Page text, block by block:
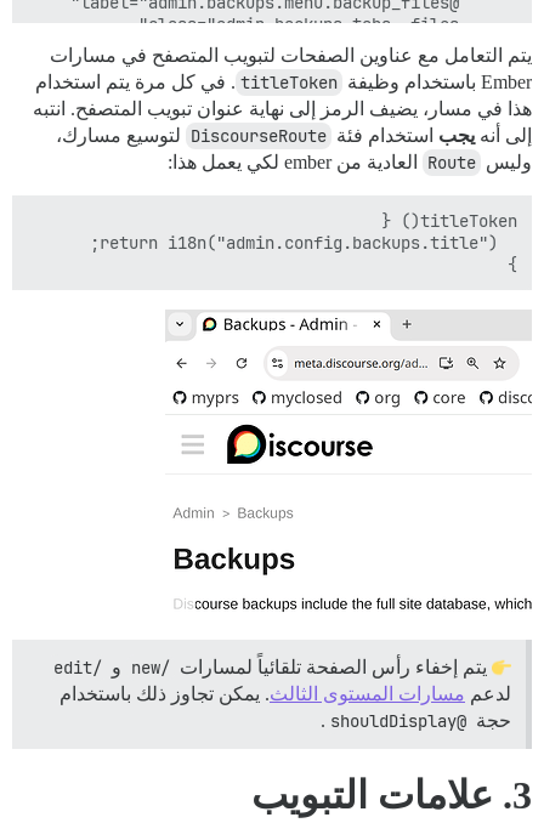
</DPageHeader>
يتم التعامل مع عناوين الصفحات لتبويب المتصفح في مسارات
Ember باستخدام وظيفة
titleToken . في كل مرة يتم استخدام
هذا في مسار، يضيف الرمز إلى نهاية عنوان تبويب المتصفح. انتبه
إلى أنه يجب استخدام فئة DiscourseRoute لتوسيع مسارك،
وليس Route العادية من ember لكي يعمل هذا:
}
يتم إخفاء رأس الصفحة تلقائياً لمسارات /new و /edit
لدعم مسارات المستوى الثالث. يمكن تجاوز ذلك باستخدام
حجة @shouldDisplay
.
3. علامات التبويب